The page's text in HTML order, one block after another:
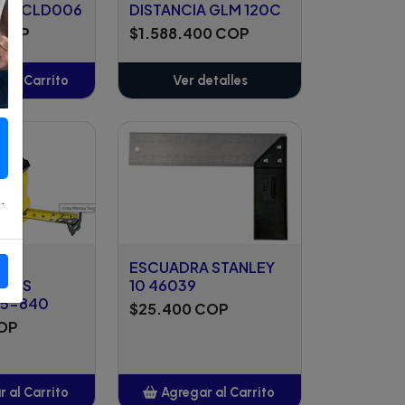
CLD006
al Carrito
DISTANCIA GLM 120C
$1.588.400 COP
Ver detalles
840
al Carrito
ESCUADRA STANLEY
10 46039
$25.400 COP
Agregar al Carrito